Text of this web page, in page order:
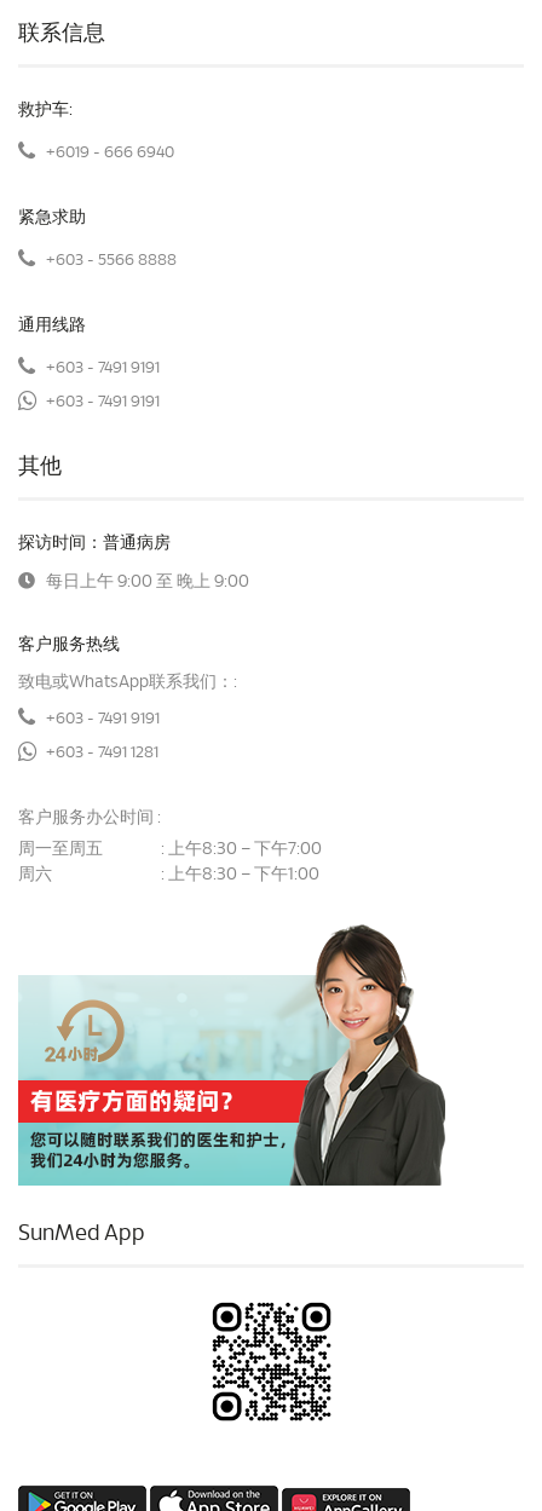
联系信息
救护车:
+6019 - 666 6940
紧急求助
+603 - 5566 8888
通用线路
+603 - 7491 9191
+603 - 7491 9191
其他
探访时间：普通病房
每日上午 9:00 至 晚上 9:00
客户服务热线
致电或WhatsApp联系我们：:
+603 - 7491 9191
+603 - 7491 1281
客户服务办公时间 :
周一至周五
: 上午8:30 – 下午7:00
周六
: 上午8:30 – 下午1:00
SunMed App